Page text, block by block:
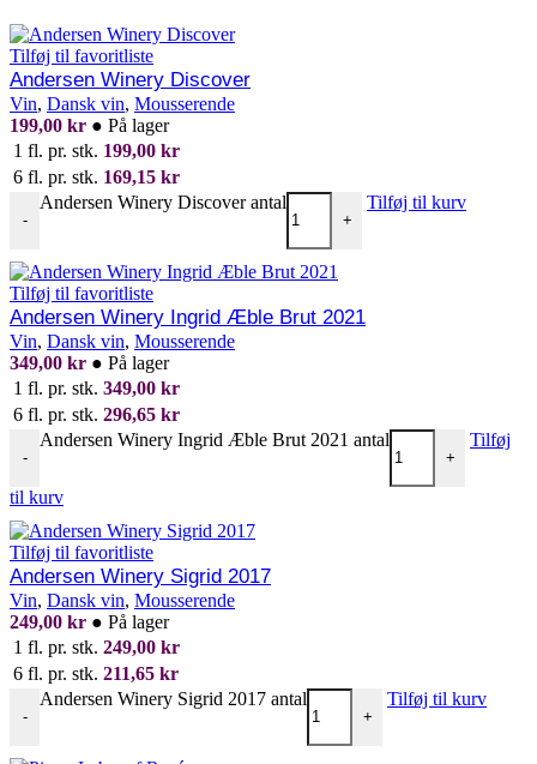
Tilføj til favoritliste
Andersen Winery Discover
Vin, Dansk vin, Mousserende
199,00 kr ● På lager
1 fl. pr. stk. 199,00 kr
6 fl. pr. stk. 169,15 kr
-
Andersen Winery Discover antal
+
Tilføj til kurv
Tilføj til favoritliste
Andersen Winery Ingrid Æble Brut 2021
Vin, Dansk vin, Mousserende
349,00 kr ● På lager
1 fl. pr. stk. 349,00 kr
6 fl. pr. stk. 296,65 kr
-
Andersen Winery Ingrid Æble Brut 2021 antal
+
Tilføj
til kurv
Tilføj til favoritliste
Andersen Winery Sigrid 2017
Vin, Dansk vin, Mousserende
249,00 kr ● På lager
1 fl. pr. stk. 249,00 kr
6 fl. pr. stk. 211,65 kr
-
Andersen Winery Sigrid 2017 antal
+
Tilføj til kurv